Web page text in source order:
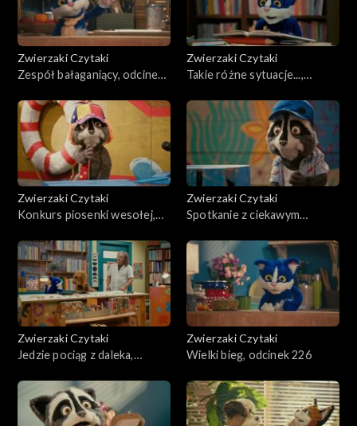
Zwierzaki Czytaki
Zespół bałaganiący, odcinek
Zwierzaki Czytaki
Takie różne sytuacje...,
Zwierzaki Czytaki
Konkurs piosenki wesołej,
Zwierzaki Czytaki
Spotkanie z ciekawym
Zwierzaki Czytaki
Jedzie pociąg z daleka,
Zwierzaki Czytaki
Wielki bieg, odcinek 226